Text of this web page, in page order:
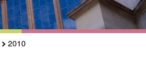
2010